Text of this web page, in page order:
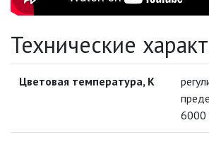
Технические
Цветовая температура, К
6000